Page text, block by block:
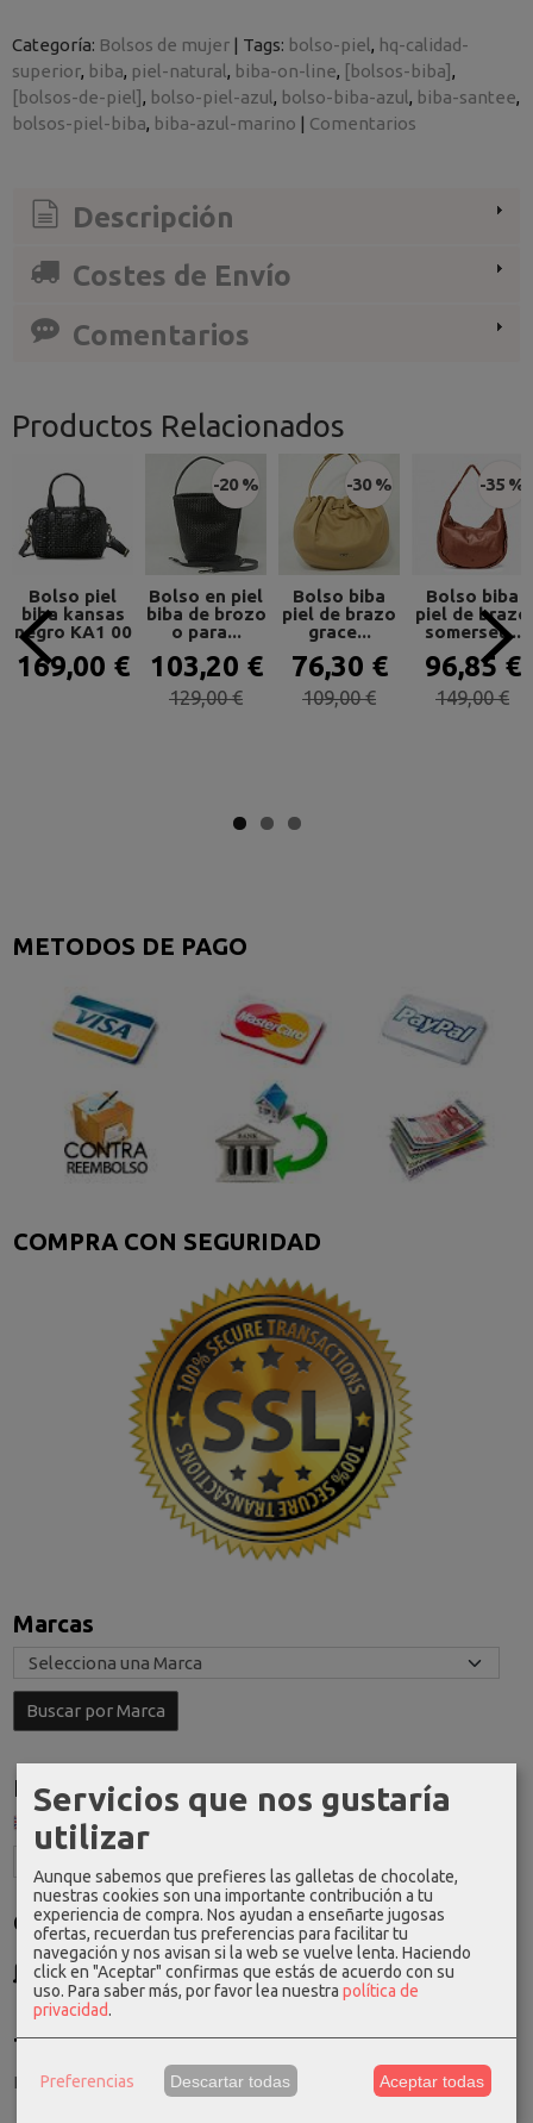
METODOS DE PAGO
COMPRA CON SEGURIDAD
Marcas
Idioma
Costes de Envío
GRATIS *
Consultar Destinos
Tu Carrito (0)
El carrito de la compra está vacío
Categoría: Bolsos de mujer | Tags: bolso-piel
hq-calidad-
superior biba piel-natural biba-on-line [bolsos-biba]
[bolsos-de-piel]
bolso-piel-azul bolso-biba-azul
biba-santee
bolsos-piel-biba biba-azul-marino | Comentarios
Descripción
Costes de Envío
Comentarios
Productos Relacionados
Bolso piel
biba kansas
negro KA1 00
169,00 €
-20 %
Bolso en piel
biba de brozo
o para...
103,20 €
129,00 €
-30 %
Bolso biba
piel de brazo
grace...
76,30 €
109,00 €
-35 %
Bolso biba
piel de brazo
somerset...
96,85 €
149,00 €
Servicios que nos gustaría
utilizar
Aunque sabemos que prefieres las galletas de chocolate,
nuestras cookies son una importante contribución a tu
experiencia de compra. Nos ayudan a enseñarte jugosas
ofertas, recuerdan tus preferencias para facilitar tu
navegación y nos avisan si la web se vuelve lenta. Haciendo
click en "Aceptar" confirmas que estás de acuerdo con su
uso. Para saber más, por favor lea nuestra política de
privacidad.
Preferencias Descartar todas Aceptar todas